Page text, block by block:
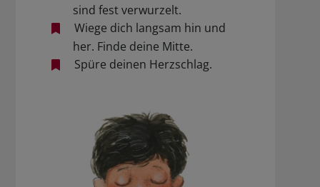
sind fest verwurzelt.
Wiege dich langsam hin und
her. Finde deine Mitte.
Spüre deinen Herzschlag.